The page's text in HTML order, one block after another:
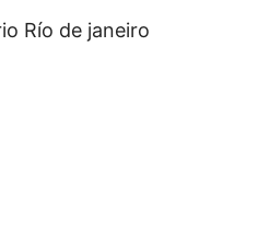
Río de janeiro